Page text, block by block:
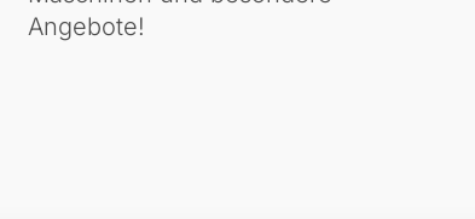
Angebote!